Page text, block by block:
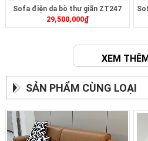
Sofa điện da bò thư giãn ZT247
29,500,000₫
XEM
SẢN PHẨM CÙNG LOẠI